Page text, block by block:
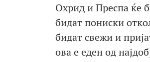
Охрид и Преспа ќе
бидат пониски
бидат свежи и
ова е еден од